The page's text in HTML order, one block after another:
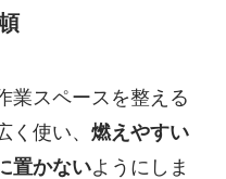
業スペースを整える
く使い、 燃えやすい
置かないようにしま